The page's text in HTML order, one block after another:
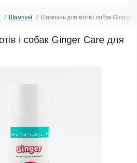
Шампуні Шампунь для котів і собак Ginger
і собак Ginger Care для